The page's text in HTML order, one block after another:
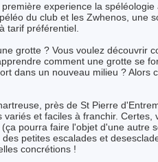
experience la
du club et les Zwhenos, une
tarif préférentiel.
grotte ? Vous voulez découvrir
comment une grotte se
dans un nouveau milieu ? Alors
près de St Pierre
et faciles à franchir. Certes,
pourra faire l'objet d'une autre
petites escalades et
concrétions !